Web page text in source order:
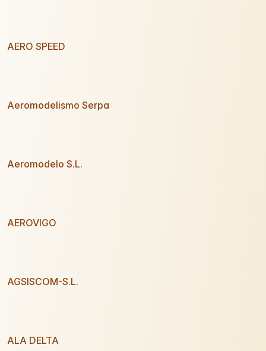
AERO SPEED
Aeromodelismo Serpa
Aeromodelo S.L.
AEROVIGO
AGSISCOM-S.L.
ALA DELTA